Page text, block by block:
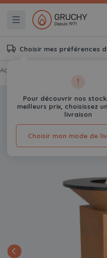
Choisir mes préférences
!
Pour découvrir nos
meilleurs prix, choisissez
livraison
Choisir mon mode de
Accueil
OFYR Classic